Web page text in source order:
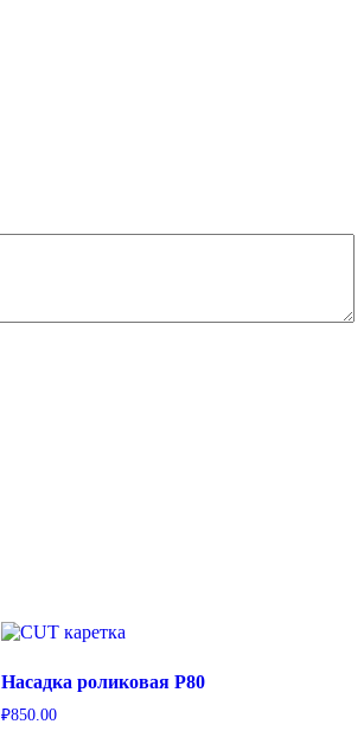
Насадка роликовая P80
₽850.00